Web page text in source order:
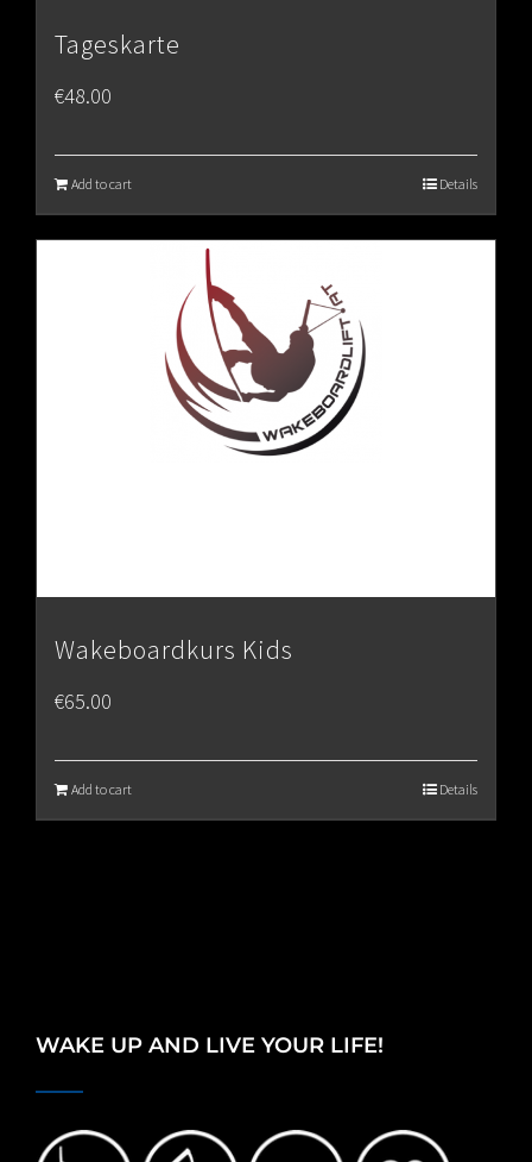
Tageskarte
€48.00
Add to cart Details
Wakeboardkurs Kids
€65.00
Add to cart Details
WAKE UP AND LIVE YOUR LIFE!